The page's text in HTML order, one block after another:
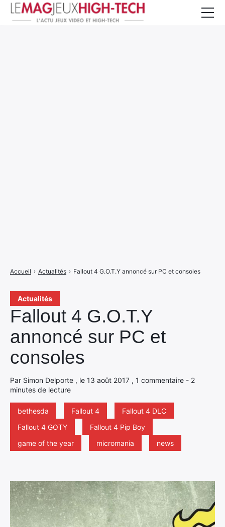
Actualités
Fallout 4 G.O.T.Y
annoncé sur PC et
consoles
Par Simon Delporte , le 13 août 2017 , 1 commentaire - 2
minutes de lecture
bethesda Fallout 4
Fallout 4 DLC
Fallout 4 GOTY
Fallout 4 Pip Boy
game of the year
micromania news
Accueil › Actualités › Fallout 4 G.O.T.Y annoncé sur PC et consoles